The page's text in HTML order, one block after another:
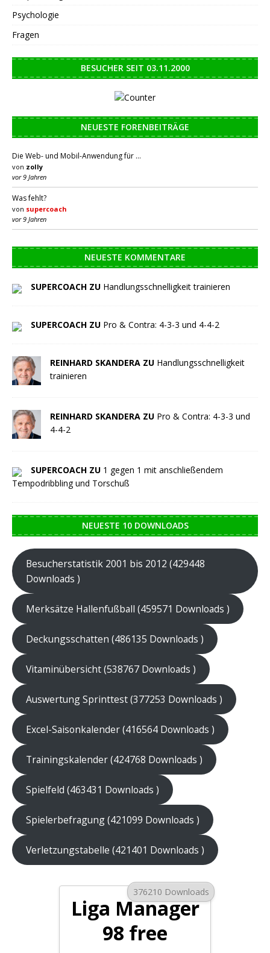
Psychologie
Fragen
BESUCHER SEIT 03.11.2000
NEUESTE FORENBEITRÄGE
Die Web- und Mobil-Anwendung für …
von zolly
vor 9 Jahren
Was fehlt?
von supercoach
vor 9 Jahren
NEUESTE KOMMENTARE
SUPERCOACH ZU Handlungsschnelligkeit trainieren
SUPERCOACH ZU Pro & Contra: 4-3-3 und 4-4-2
REINHARD SKANDERA ZU Handlungsschnelligkeit
trainieren
REINHARD SKANDERA ZU Pro & Contra: 4-3-3 und
4-4-2
SUPERCOACH ZU 1 gegen 1 mit anschließendem
Tempodribbling und Torschuß
NEUESTE 10 DOWNLOADS
Besucherstatistik 2001 bis 2012 (429448
Downloads )
Merksätze Hallenfußball (459571 Downloads )
Deckungsschatten (486135 Downloads )
Vitaminübersicht (538767 Downloads )
Auswertung Sprinttest (377253 Downloads )
Excel-Saisonkalender (416564 Downloads )
Trainingskalender (424768 Downloads )
Spielfeld (463431 Downloads )
Spielerbefragung (421099 Downloads )
Verletzungstabelle (421401 Downloads )
376210 Downloads
Liga Manager
98 free